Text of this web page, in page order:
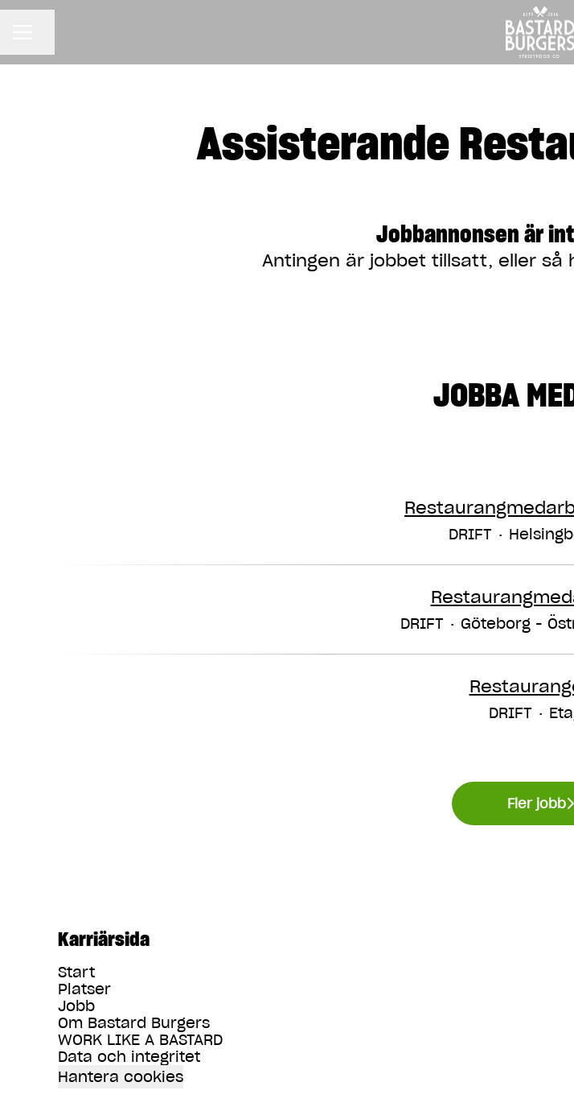
Assisterande
Jobbannonsen är
Antingen är jobbet tillsatt, eller så
JOBBA
DRIFT ·
DRIFT · Göteborg -
DRIFT ·
Fler jobb
Karriärsida
Start
Platser
Jobb
Om Bastard Burgers
WORK LIKE A BASTARD
Data och integritet
Hantera cookies